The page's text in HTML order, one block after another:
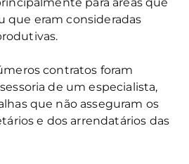
para áreas que
que eram consideradas
contratos foram
de um especialista,
que não asseguram os
e dos arrendatários das